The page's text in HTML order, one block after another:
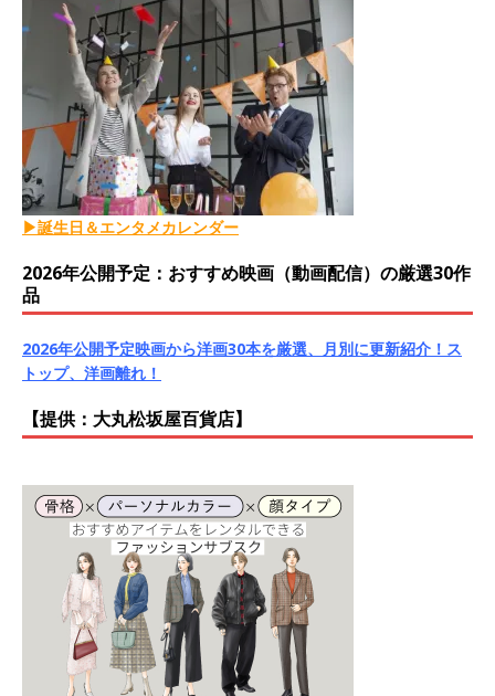
▶誕生日＆エンタメカレンダー
2026年公開予定：おすすめ映画（動画配信）の厳選30作
品
2026年公開予定映画から洋画30本を厳選、月別に更新紹介！ス
トップ、洋画離れ！
【提供：大丸松坂屋百貨店】